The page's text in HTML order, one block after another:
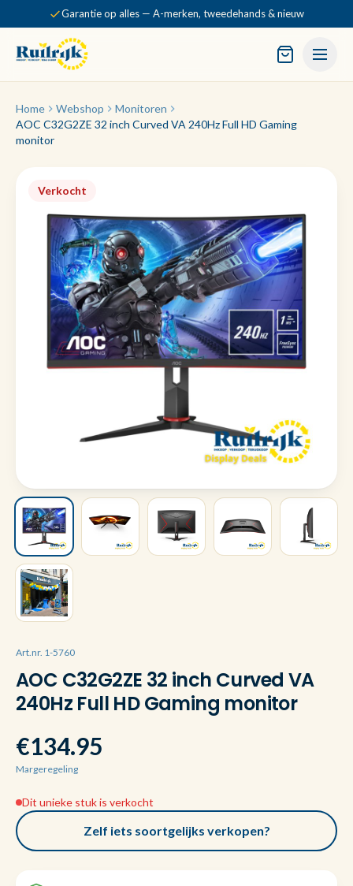
Garantie op alles — A-merken, tweedehands & nieuw
Home Webshop
Monitoren
AOC C32G2ZE 32 inch Curved VA 240Hz Full HD Gaming
monitor
Verkocht
Art.nr. 1-5760
AOC C32G2ZE 32 inch Curved VA
240Hz Full HD Gaming monitor
€134.95
Margeregeling
Dit unieke stuk is verkocht
Zelf iets soortgelijks verkopen?